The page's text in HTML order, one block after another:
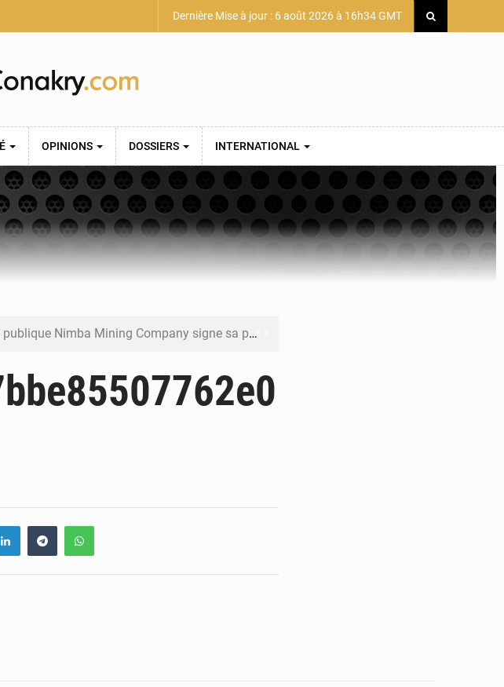
Dernière Mise à jour : 6 août 2026 à 16h34 GMT
OPINIONS DOSSIERS INTERNATIONAL
Nimba Mining Company signe sa première convention minière
après les affrontements entre Bankoumana et Djoma Balandou à Mandiana